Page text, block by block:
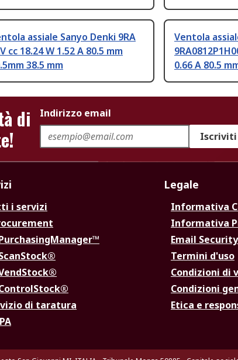
assiale Sanyo Denki 9RA
cc 18.24 W 1.52 A 80.5 mm
38.5 mm
Ventola
0.66 A 80.5
di
Indirizzo email
Iscriviti
i servizi
ControlStock®
di taratura
Legale
Informativa
Informativa
Email Security
Termini d'uso
Condizioni di
Condizioni
Etica e